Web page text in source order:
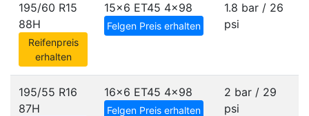
195/60 R15
88H
Reifenpreis
erhalten
15x6 ET45 4x98
Felgen Preis erhalten
1.8 bar / 26
psi
195/55 R16
87H
16x6 ET45 4x98
Felgen Preis erhalten
2 bar / 29
psi